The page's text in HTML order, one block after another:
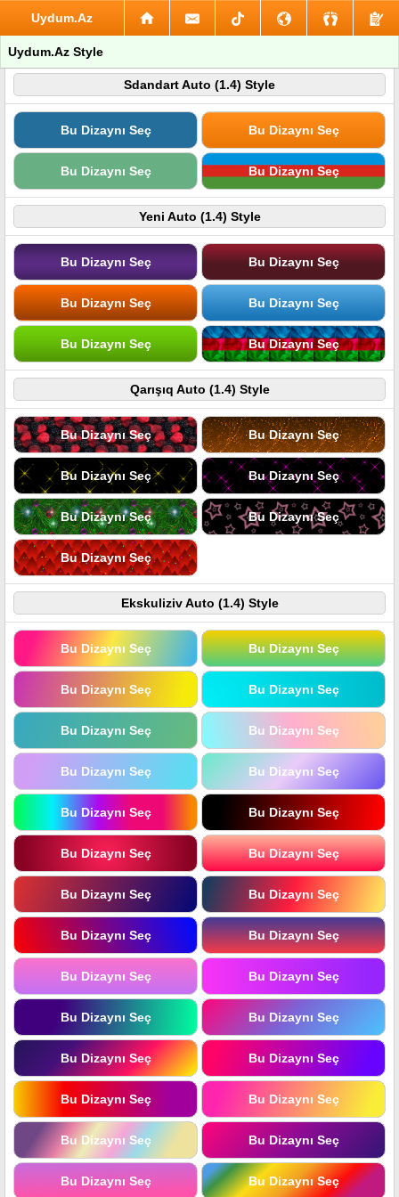
Uydum.Az
Uydum.Az Style
Sdandart Auto (1.4) Style
Bu Dizaynı Seç Bu Dizaynı Seç
Bu Dizaynı Seç Bu Dizaynı Seç
Yeni Auto (1.4) Style
Bu Dizaynı Seç Bu Dizaynı Seç
Bu Dizaynı Seç Bu Dizaynı Seç
Bu Dizaynı Seç Bu Dizaynı Seç
Qarışıq Auto (1.4) Style
Bu Dizaynı Seç Bu Dizaynı Seç
Bu Dizaynı Seç Bu Dizaynı Seç
Bu Dizaynı Seç Bu Dizaynı Seç
Bu Dizaynı Seç
Ekskuliziv Auto (1.4) Style
Bu Dizaynı Seç Bu Dizaynı Seç
Bu Dizaynı Seç Bu Dizaynı Seç
Bu Dizaynı Seç Bu Dizaynı Seç
Bu Dizaynı Seç Bu Dizaynı Seç
Bu Dizaynı Seç Bu Dizaynı Seç
Bu Dizaynı Seç Bu Dizaynı Seç
Bu Dizaynı Seç Bu Dizaynı Seç
Bu Dizaynı Seç Bu Dizaynı Seç
Bu Dizaynı Seç Bu Dizaynı Seç
Bu Dizaynı Seç Bu Dizaynı Seç
Bu Dizaynı Seç Bu Dizaynı Seç
Bu Dizaynı Seç Bu Dizaynı Seç
Bu Dizaynı Seç Bu Dizaynı Seç
Bu Dizaynı Seç Bu Dizaynı Seç